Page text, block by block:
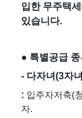
입한 무주택
있습니다.
● 특별공급 종
- 다자녀(3자
: 입주자저축(
자.